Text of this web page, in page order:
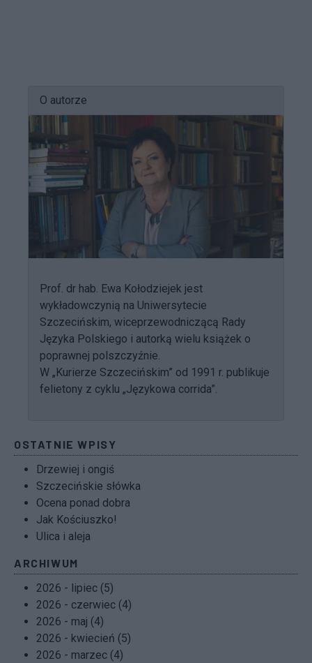
O autorze
Prof. dr hab. Ewa Kołodziejek jest
wykładowczynią na Uniwersytecie
Szczecińskim, wiceprzewodniczącą Rady
Języka Polskiego i autorką wielu książek o
poprawnej polszczyźnie.
W „Kurierze Szczecińskim” od 1991 r. publikuje
felietony z cyklu „Językowa corrida”.
OSTATNIE WPISY
Drzewiej i ongiś
Szczecińskie słówka
Ocena ponad dobra
Jak Kościuszko!
Ulica i aleja
ARCHIWUM
2026 - lipiec (5)
2026 - czerwiec (4)
2026 - maj (4)
2026 - kwiecień (5)
2026 - marzec (4)